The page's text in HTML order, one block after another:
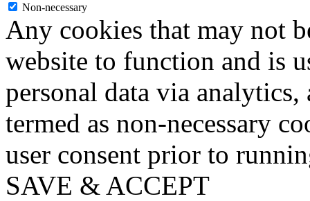
Non-necessary
Any cookies that may not
website to function and is
personal data via analytics,
termed as non-necessary
user consent prior to
SAVE & ACCEPT